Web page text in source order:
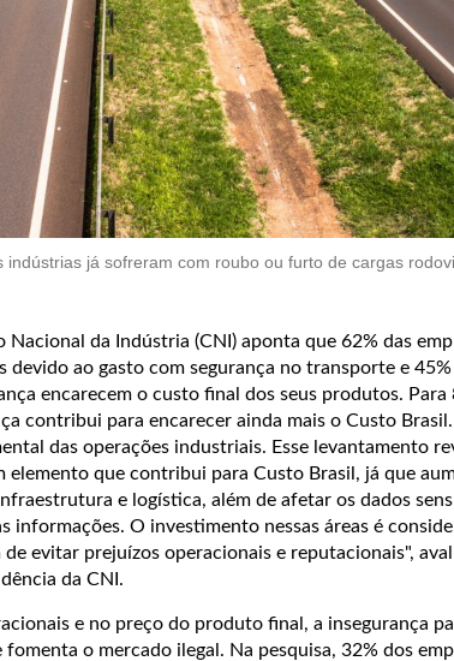
já sofreram com roubo ou furto de cargas
Nacional da Indústria (CNI) aponta que 62% das
devido ao gasto com segurança no transporte e
encarecem o custo final dos seus produtos. Para
contribui para encarecer ainda mais o Custo Brasil.
das operações industriais. Esse levantamento
elemento que contribui para Custo Brasil, já que
e logística, além de afetar os dados
informações. O investimento nessas áreas é
evitar prejuízos operacionais e reputacionais",
da CNI.
e no preço do produto final, a insegurança
o mercado ilegal. Na pesquisa, 32% dos